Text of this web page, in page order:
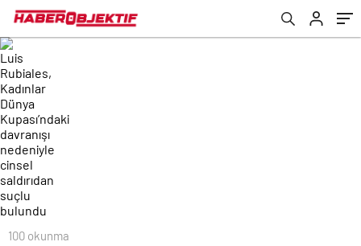
bulundu
100 okunma